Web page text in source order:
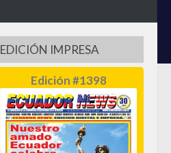
EDICIÓN IMPRESA
Edición #1398